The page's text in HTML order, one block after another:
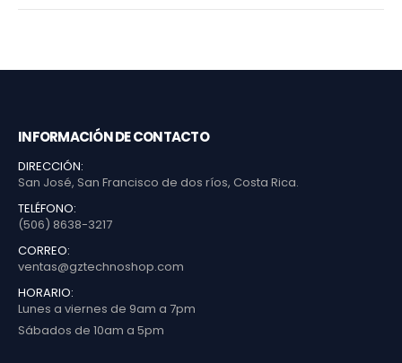
INFORMACIÓN DE CONTACTO
DIRECCIÓN:
San José, San Francisco de dos ríos, Costa Rica.
TELÉFONO:
(506) 8638-3217
CORREO:
ventas@gztechnoshop.com
HORARIO:
Lunes a viernes de 9am a 7pm
Sábados de 10am a 5pm